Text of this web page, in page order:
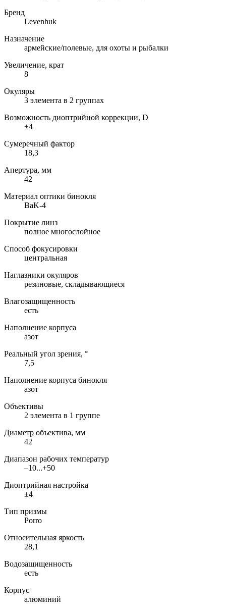
Бренд
Levenhuk
Назначение
армейские/полевые, для охоты и рыбалки
Увеличение, крат
8
Окуляры
3 элемента в 2 группах
Возможность диоптрийной коррекции, D
±4
Сумеречный фактор
18,3
Апертура, мм
42
Материал оптики бинокля
BaK-4
Покрытие линз
полное многослойное
Способ фокусировки
центральная
Наглазники окуляров
резиновые, складывающиеся
Влагозащищенность
есть
Наполнение корпуса
азот
Реальный угол зрения, °
7,5
Наполнение корпуса бинокля
азот
Объективы
2 элемента в 1 группе
Диаметр объектива, мм
42
Диапазон рабочих температур
–10...+50
Диоптрийная настройка
±4
Тип призмы
Porro
Относительная яркость
28,1
Водозащищенность
есть
Корпус
алюминий